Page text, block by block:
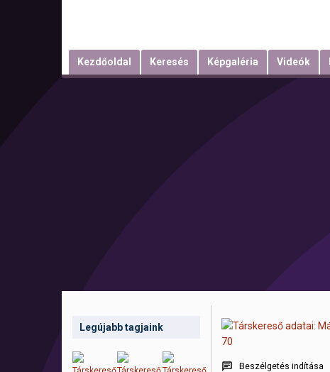
Kezdőoldal Keresés Képgaléria Videók
Legújabb tagjaink
Beszélgetés indítása